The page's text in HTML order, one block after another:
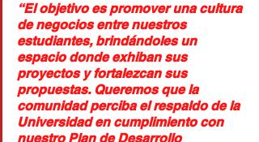
“El objetivo es promover una cultura
de negocios entre nuestros
estudiantes, brindándoles un
espacio donde exhiban sus
proyectos y fortalezcan sus
propuestas. Queremos que la
comunidad perciba el respaldo de la
Universidad en cumplimiento con
nuestro Plan de Desarrollo